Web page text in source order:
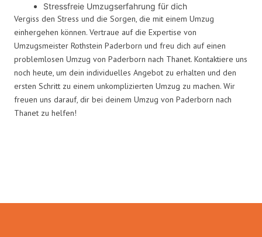
Stressfreie Umzugserfahrung für dich
Vergiss den Stress und die Sorgen, die mit einem Umzug
einhergehen können. Vertraue auf die Expertise von
Umzugsmeister Rothstein Paderborn und freu dich auf einen
problemlosen Umzug von Paderborn nach Thanet. Kontaktiere uns
noch heute, um dein individuelles Angebot zu erhalten und den
ersten Schritt zu einem unkomplizierten Umzug zu machen. Wir
freuen uns darauf, dir bei deinem Umzug von Paderborn nach
Thanet zu helfen!